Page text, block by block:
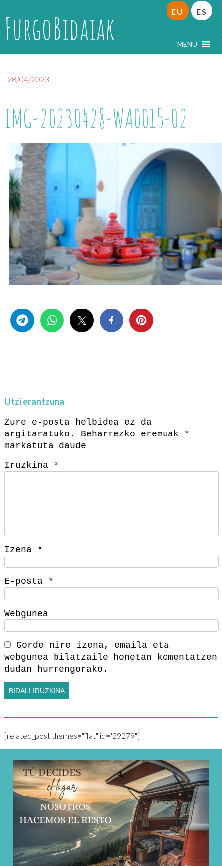
FurgoBidaiak MENU
EU ES
28/04/2023
IMG-20230428-WA0015-02
Utzi erantzuna
Zure e-posta helbidea ez da
argitaratuko.
Beharrezko eremuak
*
markatuta daude
Iruzkina
*
Izena *
E-posta *
Webgunea
Gorde nire izena, emaila eta
webgunea bilatzaile honetan komentatzen
dudan hurrengorako.
[related_post themes="flat" id="29279"]